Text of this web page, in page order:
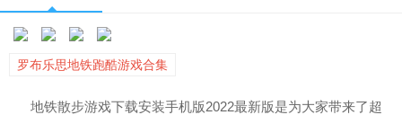
罗布乐思地铁跑酷游戏合集
地铁散步游戏下载安装手机版2022最新版是为大家带来了超